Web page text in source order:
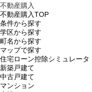
不動産購入
不動産購入TOP
条件から探す
学区から探す
町名から探す
マップで探す
住宅ローン控除シミュレータ
新築戸建て
中古戸建て
マンション